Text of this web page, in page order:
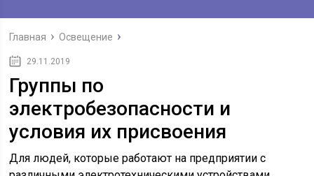
Главная Освещение
29.11.2019
Группы по
электробезопасности и
условия их присвоения
Для людей, которые работают на предприятии с